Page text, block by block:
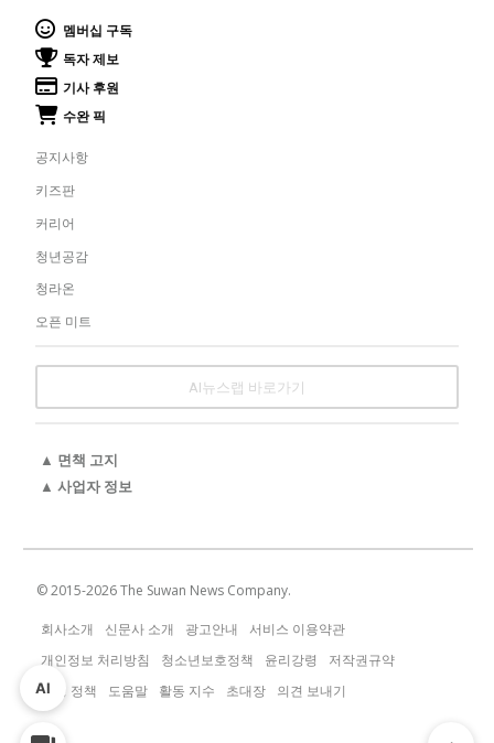
멤버십 구독
독자 제보
기사 후원
수완 픽
공지사항
키즈판
커리어
청년공감
청라온
오픈 미트
AI뉴스랩 바로가기
▲ 면책 고지
▲ 사업자 정보
© 2015-2026The Suwan News Company.
회사소개 신문사 소개 광고안내
서비스 이용약관
개인정보 처리방침
청소년보호정책 윤리강령
저작권규약
운영 정책
도움말 활동 지수 초대장 의견 보내기
AI